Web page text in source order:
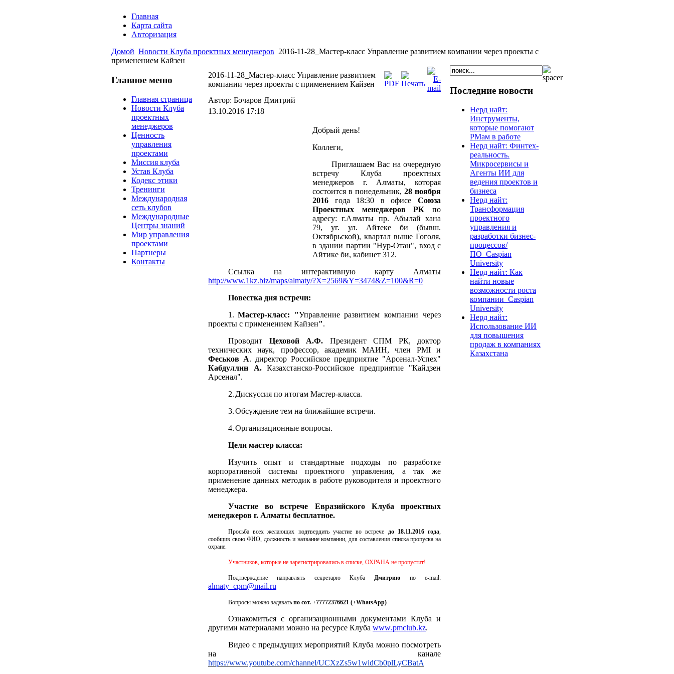
Главная
Карта сайта
Авторизация
Домой Новости Клуба проектных менеджеров 2016-11-28_Мастер-класс Управление развитием компании через проекты с
применением Кайзен
Главное меню
Главная страница
Новости Клуба
проектных
менеджеров
Ценность
управления
проектами
Миссия клуба
Устав Клуба
Кодекс этики
Тренинги
Международная
сеть клубов
Международные
Центры знаний
Мир управления
проектами
Партнеры
Контакты
2016-11-28_Мастер-класс Управление развитием
компании через проекты с применением Кайзен
Автор: Бочаров Дмитрий
13.10.2016 17:18
Добрый день!
Коллеги,
Приглашаем Вас на очередную
встречу Клуба проектных
менеджеров г. Алматы, которая
состоится в понедельник, 28 ноября
2016 года 18:30 в офисе Союза
Проектных менеджеров РК по
адресу: г.Алматы пр. Абылай хана
79, уг. ул. Айтеке би (бывш.
Октябрьской), квартал выше Гоголя,
в здании партии "Нур-Отан", вход с
Айтике би, кабинет 312.
Ссылка на интерактивную карту Алматы
http://www.1kz.biz/maps/almaty/?X=2569&Y=3474&Z=100&R=0
Повестка дня встречи:
1. Мастер-класс: "Управление развитием компании через
проекты с применением Кайзен".
Проводит Цеховой А.Ф. Президент СПМ РК, доктор
технических наук, профессор, академик МАИН, член PMI и
Феськов А. директор Российское предприятие "Арсенал-Успех"
Кабдуллин А.Казахстанско-Российское предприятие "Кайдзен
Арсенал".
2. Дискуссия по итогам Мастер-класса.
3.Обсуждение тем на ближайшие встречи.
4.Организационные вопросы.
Цели мастер класса:
Изучить опыт и стандартные подходы по разработке
корпоративной системы проектного управления, а так же
применение данных методик в работе руководителя и проектного
менеджера.
Участие во встрече Евразийского Клуба проектных
менеджеров г. Алматы бесплатное.
Просьба всех желающих подтвердить участие во встрече до 18.11.2016 года,
сообщив свою ФИО, должность и название компании, для составления списка пропуска на
охране.
Участников, которые не зарегистрировались в списке, ОХРАНА не пропустит!
Подтверждение направлять секретарю КлубаДмитрию по е-mail:
almaty_cpm@mail.ru
Вопросы можно задавать по сот. +77772376621 (+WhatsApp)
Ознакомиться с организационными документами Клуба и
другими материалами можно на ресурсе Клуба www.pmclub.kz.
Видео с предыдущих мероприятий Клуба можно посмотреть
на канале
https://www.youtube.com/channel/UCXzZs5w1widCb0plLyCBatA
Последние новости
Нерд найт:
Инструменты,
которые помогают
РМам в работе
Нерд найт: Финтех-
реальность.
Микросервисы и
Агенты ИИ для
ведения проектов и
бизнеса
Нерд найт:
Трансформация
проектного
управления и
разработки бизнес-
процессов/
ПО_Caspian
University
Нерд найт: Как
найти новые
возможности роста
компании_Caspian
University
Нерд найт:
Использование ИИ
для повышения
продаж в компаниях
Казахстана